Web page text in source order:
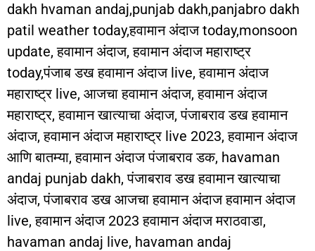
dakh hvaman andaj,punjab dakh,panjabro dakh
patil weather today,हवामान अंदाज today,monsoon
update, हवामान अंदाज, हवामान अंदाज महाराष्ट्र
today,पंजाब डख हवामान अंदाज live, हवामान अंदाज
महाराष्ट्र live, आजचा हवामान अंदाज, हवामान अंदाज
महाराष्ट्र, हवामान खात्याचा अंदाज, पंजाबराव डख हवामान
अंदाज, हवामान अंदाज महाराष्ट्र live 2023, हवामान अंदाज
आणि बातम्या, हवामान अंदाज पंजाबराव डक, havaman
andaj punjab dakh, पंजाबराव डख हवामान खात्याचा
अंदाज, पंजाबराव डख आजचा हवामान अंदाज हवामान अंदाज
live, हवामान अंदाज 2023 हवामान अंदाज मराठवाडा,
havaman andaj live, havaman andaj